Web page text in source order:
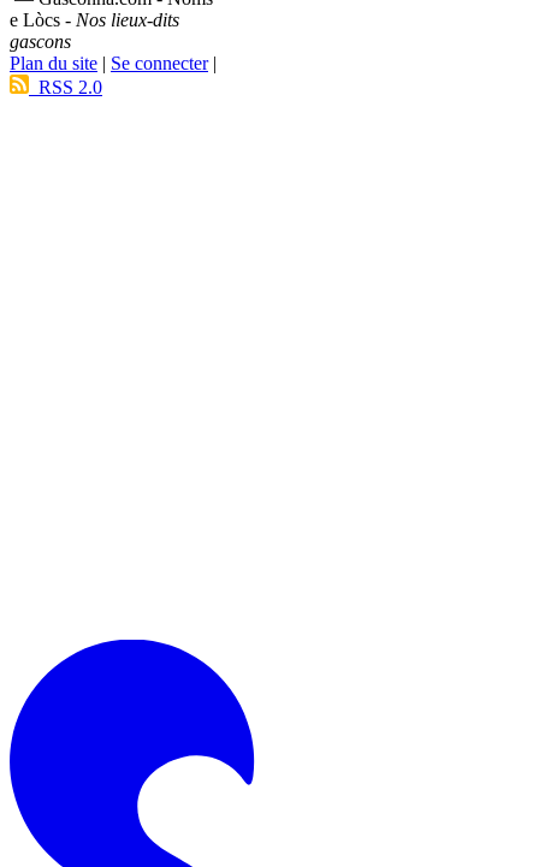
e Lòcs - Nos lieux-dits
gascons
Plan du site | Se connecter|
RSS 2.0